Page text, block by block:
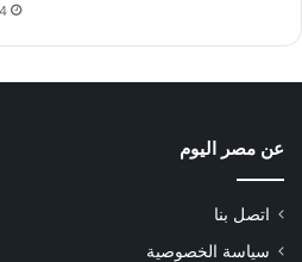
4 مايو، 2026
عن مصر اليوم
اتصل بنا
سياسة الخصوصية